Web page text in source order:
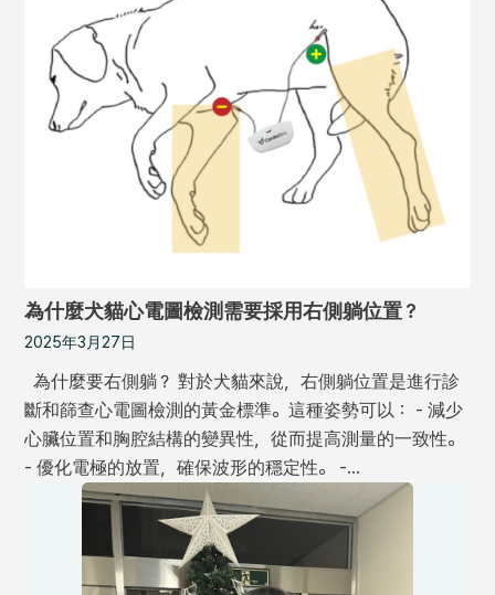
為什麼犬貓心電圖檢測需要採用右側躺位置？
2025年3月27日
為什麼要右側躺？ 對於犬貓來說，右側躺位置是進行診
斷和篩查心電圖檢測的黃金標準。這種姿勢可以： - 減少
心臟位置和胸腔結構的變異性，從而提高測量的一致性。
- 優化電極的放置，確保波形的穩定性。 -…